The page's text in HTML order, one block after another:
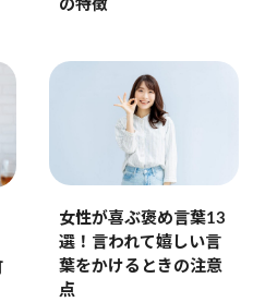
の特徴
女性が喜ぶ褒め言葉13
選！言われて嬉しい言
葉をかけるときの注意
点